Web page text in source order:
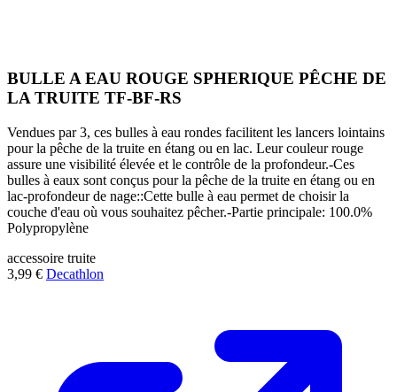
BULLE A EAU ROUGE SPHERIQUE PÊCHE DE
LA TRUITE TF-BF-RS
Vendues par 3, ces bulles à eau rondes facilitent les lancers lointains
pour la pêche de la truite en étang ou en lac. Leur couleur rouge
assure une visibilité élevée et le contrôle de la profondeur.-Ces
bulles à eaux sont conçus pour la pêche de la truite en étang ou en
lac-profondeur de nage::Cette bulle à eau permet de choisir la
couche d'eau où vous souhaitez pêcher.-Partie principale: 100.0%
Polypropylène
accessoire truite
3,99 € Decathlon